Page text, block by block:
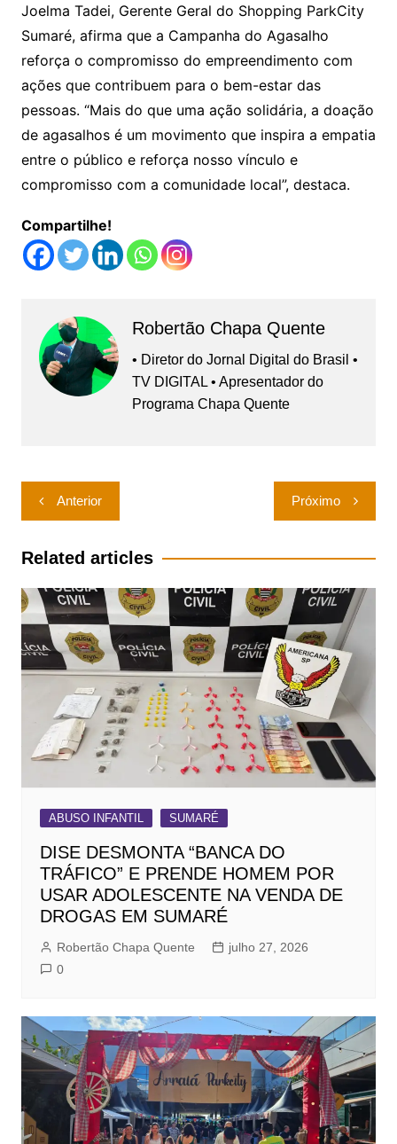
Joelma Tadei, Gerente Geral do Shopping ParkCity
Sumaré, afirma que a Campanha do Agasalho
reforça o compromisso do empreendimento com
ações que contribuem para o bem-estar das
pessoas. “Mais do que uma ação solidária, a doação
de agasalhos é um movimento que inspira a empatia
entre o público e reforça nosso vínculo e
compromisso com a comunidade local”, destaca.
Compartilhe!
Robertão Chapa Quente
• Diretor do Jornal Digital do Brasil •
TV DIGITAL • Apresentador do
Programa Chapa Quente
Navegação
de
Post
Anterior Próximo
Related articles
ABUSO INFANTIL SUMARÉ
DISE DESMONTA “BANCA DO
TRÁFICO” E PRENDE HOMEM POR
USAR ADOLESCENTE NA VENDA DE
DROGAS EM SUMARÉ
Robertão Chapa Quente
julho 27, 2026
0